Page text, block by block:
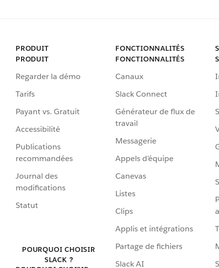
PRODUIT
PRODUIT
Regarder la démo
Tarifs
Payant vs. Gratuit
Accessibilité
Publications
recommandées
Journal des
modifications
Statut
POURQUOI CHOISIR
SLACK ?
FONCTIONNALITÉS
FONCTIONNALITÉS
Canaux
Slack Connect
Générateur de flux de
travail
Messagerie
Appels d’équipe
Canevas
Listes
Clips
Applis et intégrations
Partage de fichiers
Slack AI